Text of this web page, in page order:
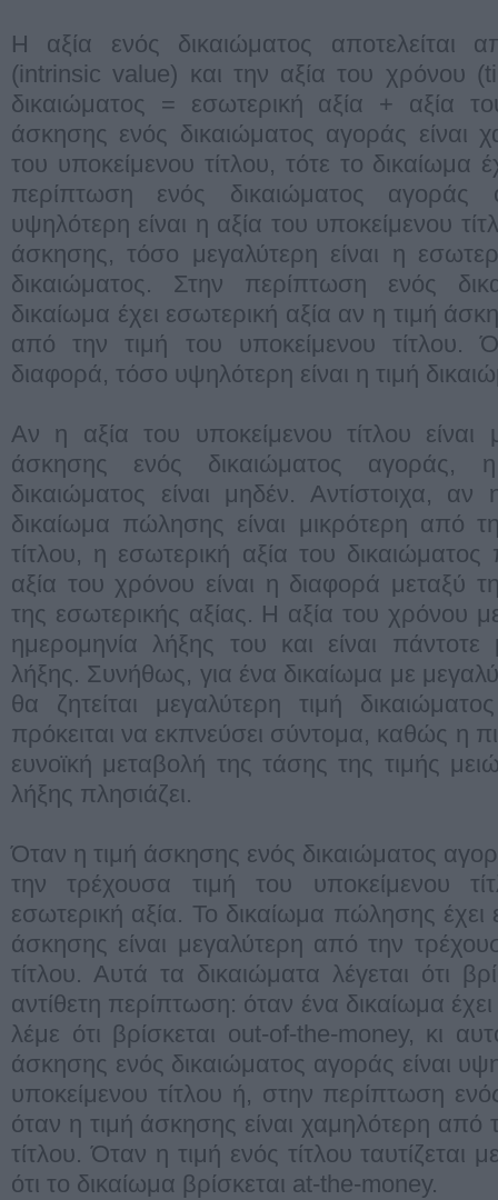
Η αξία ενός δικαιώματος αποτελείται
(intrinsic value) και την αξία του χρόνου
δικαιώματος = εσωτερική αξία + αξία
άσκησης ενός δικαιώματος αγοράς είναι
του υποκείμενου τίτλου, τότε το δικαίωμα
περίπτωση ενός δικαιώματος
υψηλότερη είναι η αξία του υποκείμενου
άσκησης, τόσο μεγαλύτερη είναι η
δικαιώματος. Στην περίπτωση ενός
δικαίωμα έχει εσωτερική αξία αν η τιμή
από την τιμή του υποκείμενου τίτλου.
διαφορά, τόσο υψηλότερη είναι η τιμή
Αν η αξία του υποκείμενου τίτλου είναι
άσκησης ενός δικαιώματος αγοράς,
δικαιώματος είναι μηδέν. Αντίστοιχα,
δικαίωμα πώλησης είναι μικρότερη από
τίτλου, η εσωτερική αξία του
αξία του χρόνου είναι η διαφορά μεταξύ
της εσωτερικής αξίας. Η αξία του χρόνου
ημερομηνία λήξης του και είναι
λήξης. Συνήθως, για ένα δικαίωμα με
θα ζητείται μεγαλύτερη τιμή
πρόκειται να εκπνεύσει σύντομα, καθώς η
ευνοϊκή μεταβολή της τάσης της τιμής
λήξης πλησιάζει.
Όταν η τιμή άσκησης ενός δικαιώματος
την τρέχουσα τιμή του υποκείμενου
εσωτερική αξία. Το δικαίωμα πώλησης έχει
άσκησης είναι μεγαλύτερη από την
τίτλου. Αυτά τα δικαιώματα λέγεται ότι
αντίθετη περίπτωση: όταν ένα δικαίωμα
λέμε ότι βρίσκεται out-of-the-money, κι
άσκησης ενός δικαιώματος αγοράς είναι
υποκείμενου τίτλου ή, στην περίπτωση
όταν η τιμή άσκησης είναι χαμηλότερη από
τίτλου. Όταν η τιμή ενός τίτλου ταυτίζεται
ότι το δικαίωμα βρίσκεται at-the-money.